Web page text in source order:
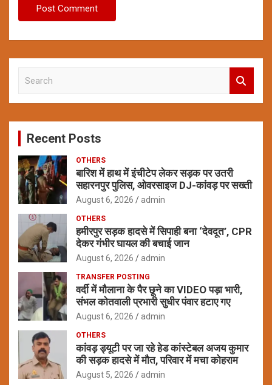
c
Recent Posts
OTHERS
बारिश में हाथ में इंचीटेप लेकर सड़क पर उतरी
सहारनपुर पुलिस, ओवरसाइज DJ-कांवड़ पर सख्ती
August 6, 2026 admin
OTHERS
हमीरपुर सड़क हादसे में सिपाही बना ‘देवदूत’, CPR
देकर गंभीर घायल की बचाई जान
August 6, 2026 admin
TRANSFER POSTING
वर्दी में मौलाना के पैर छूने का VIDEO पड़ा भारी,
संभल कोतवाली प्रभारी सुधीर पंवार हटाए गए
August 6, 2026 admin
OTHERS
कांवड़ ड्यूटी पर जा रहे हेड कांस्टेबल अजय कुमार
की सड़क हादसे में मौत, परिवार में मचा कोहराम
August 5, 2026 admin